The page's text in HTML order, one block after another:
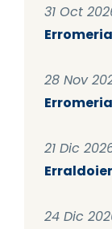
31 Oct
28 Nov
21 Dic
24 Dic